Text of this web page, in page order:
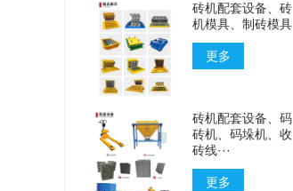
砖机配套设备、砖
机模具、制砖模具
更多
砖机配套设备、码
砖机、码垛机、收
砖线···
更多